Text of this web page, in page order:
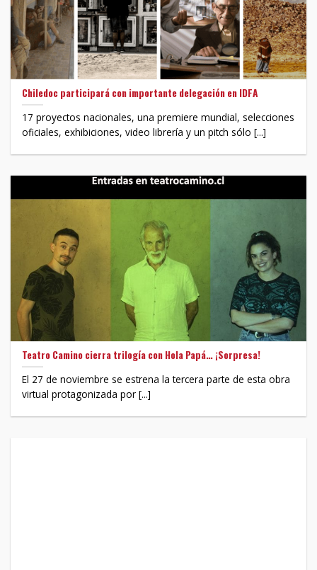
Chiledoc participará con importante delegación en IDFA
17 proyectos nacionales, una premiere mundial, selecciones
oficiales, exhibiciones, video librería y un pitch sólo [...]
Teatro Camino cierra trilogía con Hola Papá… ¡Sorpresa!
El 27 de noviembre se estrena la tercera parte de esta obra
virtual protagonizada por [...]